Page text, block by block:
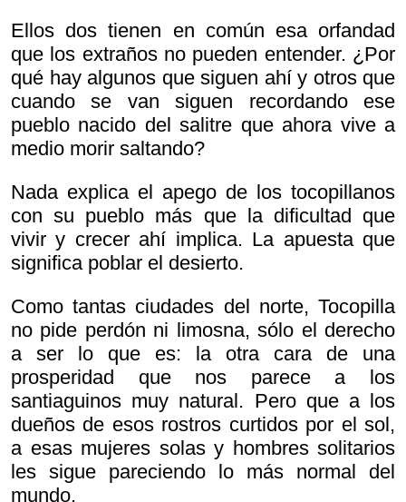
Ellos dos tienen en común esa orfandad
que los extraños no pueden entender. ¿Por
qué hay algunos que siguen ahí y otros que
cuando se van siguen recordando ese
pueblo nacido del salitre que ahora vive a
medio morir saltando?
Nada explica el apego de los tocopillanos
con su pueblo más que la dificultad que
vivir y crecer ahí implica. La apuesta que
significa poblar el desierto.
Como tantas ciudades del norte, Tocopilla
no pide perdón ni limosna, sólo el derecho
a ser lo que es: la otra cara de una
prosperidad que nos parece a los
santiaguinos muy natural. Pero que a los
dueños de esos rostros curtidos por el sol,
a esas mujeres solas y hombres solitarios
les sigue pareciendo lo más normal del
mundo.